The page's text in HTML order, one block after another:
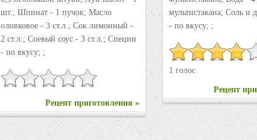
шт.; Шпинат - 1 пучок; Масло
оливковое - 3 ст.л.; Сок лимонный -
2 ст.л.; Соевый соус - 3 ст.л.; Специи
- по вкусу; ;
Рецепт приготовления »
мультистакана; Соль и
- по вкусу; ;
1 голос
Рецепт